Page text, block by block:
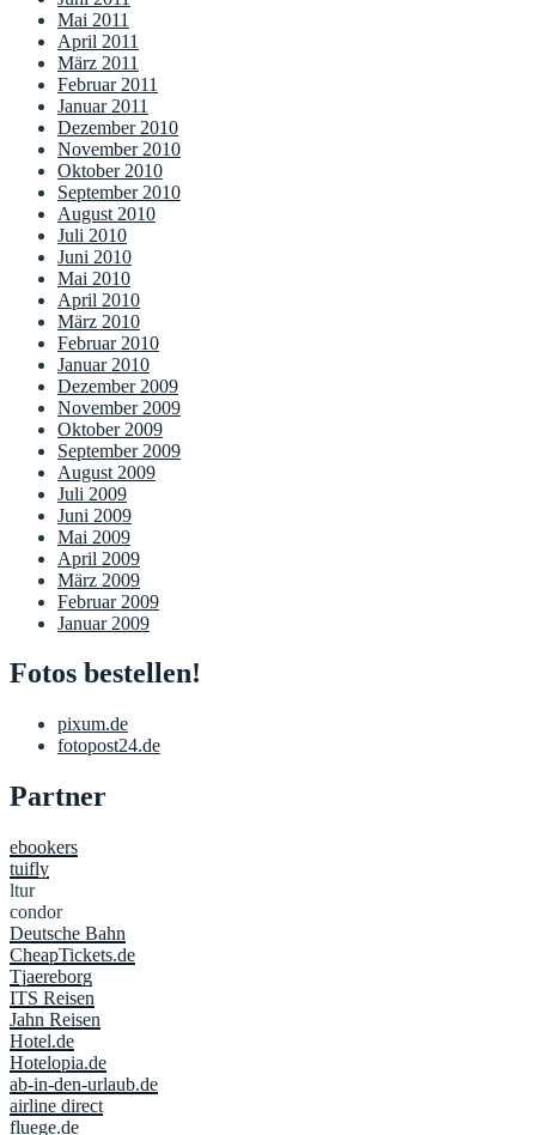
Mai 2011
April 2011
März 2011
Februar 2011
Januar 2011
Dezember 2010
November 2010
Oktober 2010
September 2010
August 2010
Juli 2010
Juni 2010
Mai 2010
April 2010
März 2010
Februar 2010
Januar 2010
Dezember 2009
November 2009
Oktober 2009
September 2009
August 2009
Juli 2009
Juni 2009
Mai 2009
April 2009
März 2009
Februar 2009
Januar 2009
Fotos bestellen!
pixum.de
fotopost24.de
Partner
ebookers
tuifly
ltur
condor
Deutsche Bahn
CheapTickets.de
Tjaereborg
ITS Reisen
Jahn Reisen
Hotel.de
Hotelopia.de
ab-in-den-urlaub.de
airline direct
fluege.de